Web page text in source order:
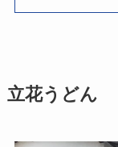
立花うどん